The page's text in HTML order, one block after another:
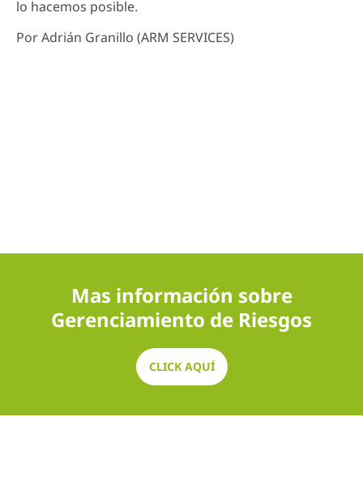
lo hacemos posible.
Por Adrián Granillo (ARM SERVICES)
Mas información sobre
Gerenciamiento de Riesgos
CLICK AQUÍ